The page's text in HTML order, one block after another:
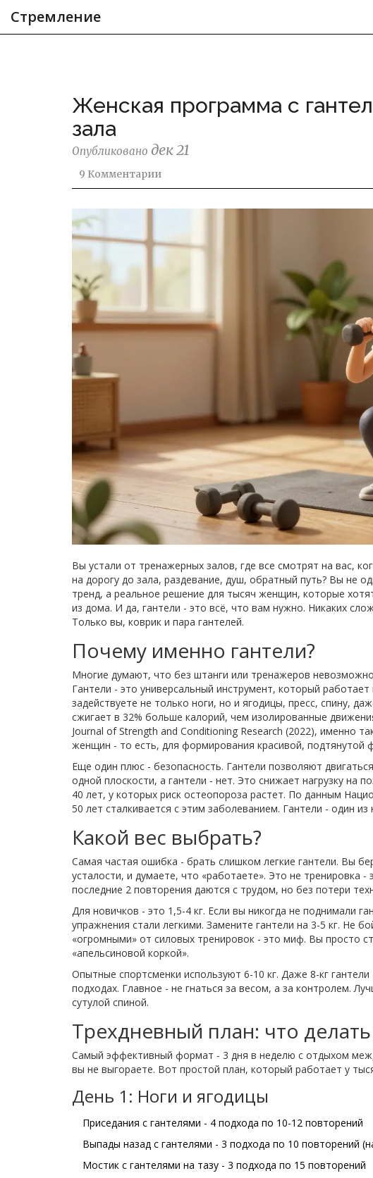
Стремление
Женская программа с
зала
Опубликовано дек 21
9 Комментарии
Вы устали от тренажерных залов, где все смотрят на вас,
на дорогу до зала, раздевание, душ, обратный путь? Вы не
тренд, а реальное решение для тысяч женщин, которые
из дома. И да, гантели - это всё, что вам нужно. Никаких
Только вы, коврик и пара гантелей.
Почему именно гантели?
Многие думают, что без штанги или тренажеров
Гантели - это универсальный инструмент, который
задействуете не только ноги, но и ягодицы, пресс, спину,
сжигает в 32% больше калорий, чем изолированные
Journal of Strength and Conditioning Research (2022), именно
женщин - то есть, для формирования красивой, подтянутой
Еще один плюс - безопасность. Гантели позволяют
одной плоскости, а гантели - нет. Это снижает нагрузку
40 лет, у которых риск остеопороза растет. По данным
50 лет сталкивается с этим заболеванием. Гантели - один
Какой вес выбрать?
Самая частая ошибка - брать слишком легкие гантели. Вы
усталости, и думаете, что «работаете». Это не тренировка
последние 2 повторения даются с трудом, но без потери
Для новичков - это 1,5-4 кг. Если вы никогда не поднимали
упражнения стали легкими. Замените гантели на 3-5 кг. Не
«огромными» от силовых тренировок - это миф. Вы просто
«апельсиновой коркой».
Опытные спортсменки используют 6-10 кг. Даже 8-кг
подходах. Главное - не гнаться за весом, а за контролем.
сутулой спиной.
Трехдневный план: что делать
Самый эффективный формат - 3 дня в неделю с отдыхом
вы не выгораете. Вот простой план, который работает у
День 1: Ноги и ягодицы
Приседания с гантелями - 4 подхода по 10-12 повторений
Выпады назад с гантелями - 3 подхода по 10 повторений
Мостик с гантелями на тазу - 3 подхода по 15 повторений